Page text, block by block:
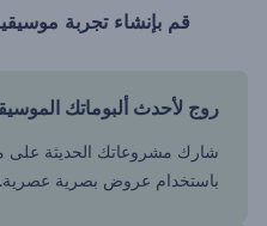
قم بإنشاء تجربة
روج لأحدث ألبوماتك
شارك مشروعاتك الحديثة على
باستخدام عروض بصرية عصرية.